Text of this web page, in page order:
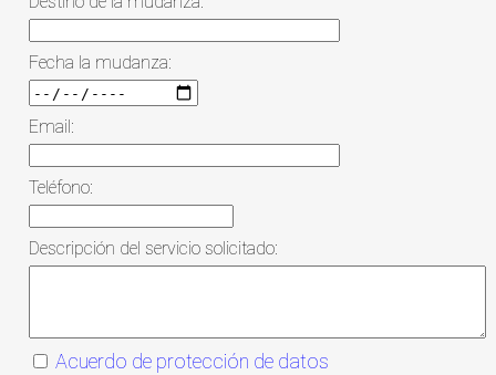
Fecha la mudanza:
Email:
Teléfono:
Descripción del servicio solicitado:
Acuerdo de protección de datos